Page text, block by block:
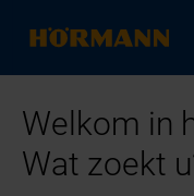
Welkom in
Wat zoekt